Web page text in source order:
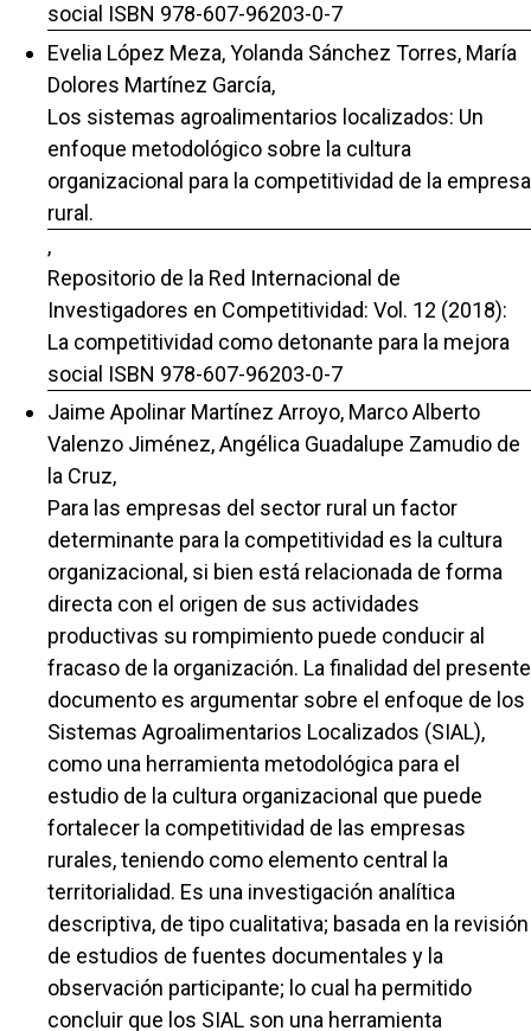
social ISBN 978-607-96203-0-7
Evelia López Meza, Yolanda Sánchez Torres, María
Dolores Martínez García,
Los sistemas agroalimentarios localizados: Un
enfoque metodológico sobre la cultura
organizacional para la competitividad de la empresa
rural.
,
Repositorio de la Red Internacional de
Investigadores en Competitividad: Vol. 12 (2018):
La competitividad como detonante para la mejora
social ISBN 978-607-96203-0-7
Jaime Apolinar Martínez Arroyo, Marco Alberto
Valenzo Jiménez, Angélica Guadalupe Zamudio de
la Cruz,
Para las empresas del sector rural un factor
determinante para la competitividad es la cultura
organizacional, si bien está relacionada de forma
directa con el origen de sus actividades
productivas su rompimiento puede conducir al
fracaso de la organización. La finalidad del presente
documento es argumentar sobre el enfoque de los
Sistemas Agroalimentarios Localizados (SIAL),
como una herramienta metodológica para el
estudio de la cultura organizacional que puede
fortalecer la competitividad de las empresas
rurales, teniendo como elemento central la
territorialidad. Es una investigación analítica
descriptiva, de tipo cualitativa; basada en la revisión
de estudios de fuentes documentales y la
observación participante; lo cual ha permitido
concluir que los SIAL son una herramienta